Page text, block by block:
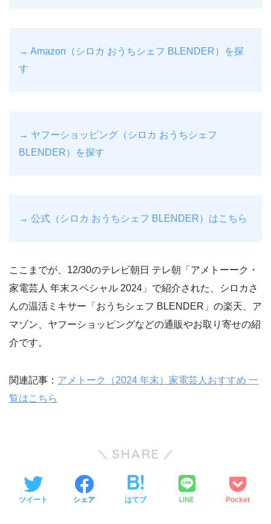
→ Amazon（シロカ おうちシェフ BLENDER）を探
す
→ ヤフーショッピング（シロカ おうちシェフ
BLENDER）を探す
→ 公式（シロカ おうちシェフ BLENDER）はこちら
ここまでが、12/30のテレビ朝日 テレ朝「アメトーーク・
家電芸人 年末スペシャル 2024」で紹介された、シロカさ
んの温活ミキサー「おうちシェフ BLENDER」の楽天、ア
マゾン、ヤフーショッピングなどの通販やお取り寄せの紹
介です。
関連記事： アメトーク（2024 年末）家電芸人おすすめ 一
覧はこちら
SHARE
ツイート シェア はてブ LINE Pocket